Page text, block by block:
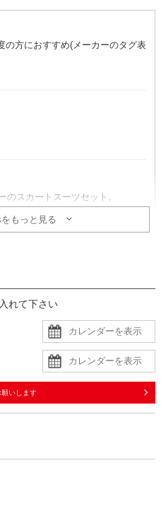
の方におすすめ(メーカーのタグ表
のスカートスーツセット。
ーな着心地にもこだわった一着で
もっと見る
すめです。
がより際立ちます。
ック系は大人っぽさを引き立てま
のツイード生地に同色裏地の二枚
生地
七五三、お宮参りなど
れて下さい
いします